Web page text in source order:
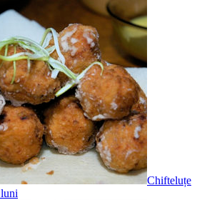
Chifteluțe
luni